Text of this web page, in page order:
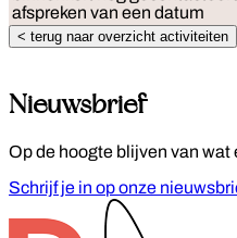
afspreken van een datum
< terug naar overzicht activiteiten
Nieuwsbrief
Op de hoogte blijven van
Schrijf je in op onze